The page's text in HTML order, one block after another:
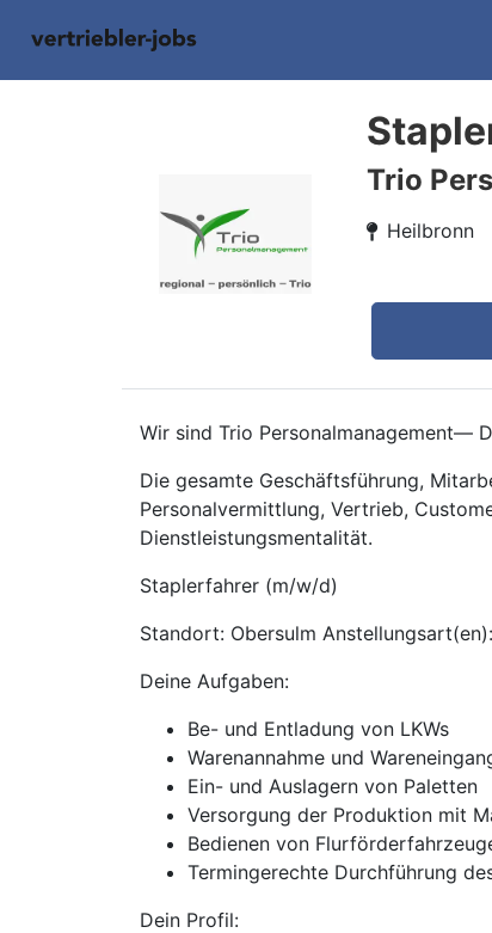
Trio
Heilbronn
Wir sind Trio Personalmanagement—
Die gesamte Geschäftsführung,
Personalvermittlung, Vertrieb,
Dienstleistungsmentalität.
Staplerfahrer (m/w/d)
Standort: Obersulm
Deine Aufgaben:
Be- und Entladung von LKWs
Warenannahme und
Ein- und Auslagern von Paletten
Versorgung der Produktion mit
Bedienen von
Termingerechte Durchführung
Dein Profil: